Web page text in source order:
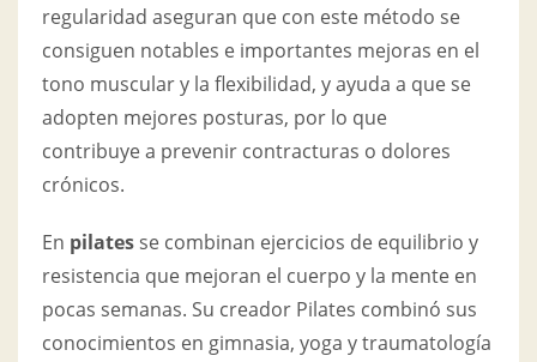
regularidad aseguran que con este método se
consiguen notables e importantes mejoras en el
tono muscular y la flexibilidad, y ayuda a que se
adopten mejores posturas, por lo que
contribuye a prevenir contracturas o dolores
crónicos.
En pilates se combinan ejercicios de equilibrio y
resistencia que mejoran el cuerpo y la mente en
pocas semanas. Su creador Pilates combinó sus
conocimientos en gimnasia, yoga y traumatología